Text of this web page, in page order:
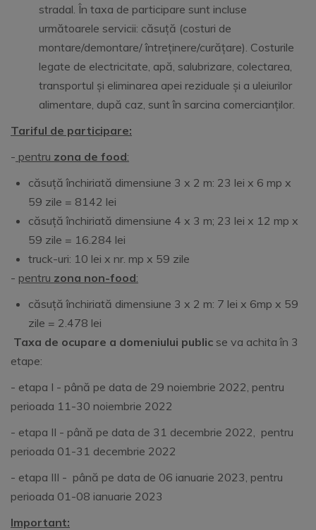
stradal. În taxa de participare sunt incluse
următoarele servicii: căsuță (costuri de
montare/demontare/ întreținere/curățare). Costurile
legate de electricitate, apă, salubrizare, colectarea,
transportul și eliminarea apei reziduale și a uleiurilor
alimentare, după caz, sunt în sarcina comercianților.
Tariful de participare:
- pentru zona de food:
căsuță închiriată dimensiune 3 x 2 m: 23 lei x 6 mp x
59 zile = 8142 lei
căsuță închiriată dimensiune 4 x 3 m; 23 lei x 12 mp x
59 zile = 16.284 lei
truck-uri: 10 lei x nr. mp x 59 zile
- pentru zona non-food:
căsuță închiriată dimensiune 3 x 2 m: 7 lei x 6mp x 59
zile = 2.478 lei
Taxa de ocupare a domeniului public se va achita în 3
etape:
- etapa I - până pe data de 29 noiembrie 2022, pentru
perioada 11-30 noiembrie 2022
- etapa II - până pe data de 31 decembrie 2022, pentru
perioada 01-31 decembrie 2022
- etapa III - până pe data de 06 ianuarie 2023, pentru
perioada 01-08 ianuarie 2023
Important: